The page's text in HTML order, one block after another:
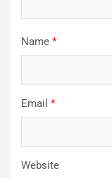
Name *
Email *
Website